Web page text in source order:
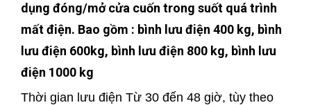
dụng đóng/mở cửa cuốn trong suốt quá trình
mất điện. Bao gồm : bình lưu điện 400 kg, bình
lưu điện 600kg, bình lưu điện 800 kg, bình lưu
điện 1000 kg
Thời gian lưu điện Từ 30 đến 48 giờ, tùy theo